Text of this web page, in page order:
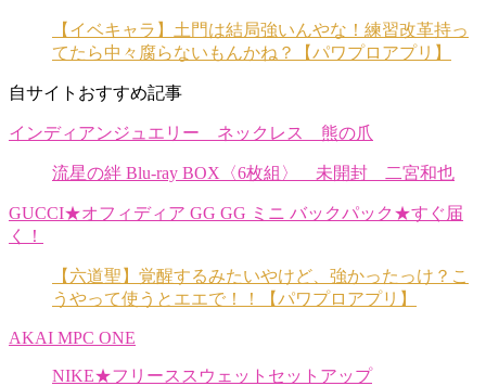
【イベキャラ】土門は結局強いんやな！練習改革持っ
てたら中々腐らないもんかね？【パワプロアプリ】
自サイトおすすめ記事
インディアンジュエリー ネックレス 熊の爪
流星の絆 Blu-ray BOX〈6枚組〉 未開封 二宮和也
GUCCI★オフィディア GG GG ミニ バックパック★すぐ届
く！
【六道聖】覚醒するみたいやけど、強かったっけ？こ
うやって使うとエエで！！【パワプロアプリ】
AKAI MPC ONE
NIKE★フリーススウェットセットアップ